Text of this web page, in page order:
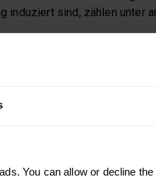
You can allow or decline
induziert sind, zählen unter